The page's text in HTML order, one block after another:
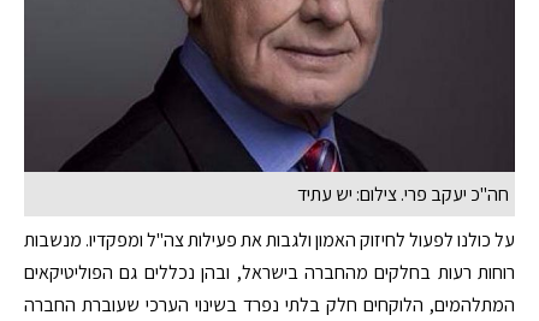
חה"כ יעקב פרי. צילום: יש עתיד
על כולנו לפעול לחיזוק האמון ולגבות את פעילות צה"ל ומפקדיו. מנשבות
רוחות רעות בחלקים מהחברה בישראל, ובהן נכללים גם הפוליטיקאים
המתלהמים, הלוקחים חלק בלתי נפרד בשינוי הערכי שעוברת החברה